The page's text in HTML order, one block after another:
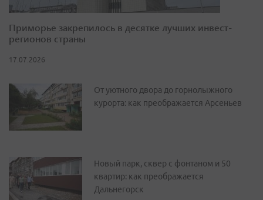
Приморье закрепилось в десятке лучших инвест-
регионов страны
17.07.2026
От уютного двора до горнолыжного
курорта: как преображается Арсеньев
Новый парк, сквер с фонтаном и 50
квартир: как преображается
Дальнегорск